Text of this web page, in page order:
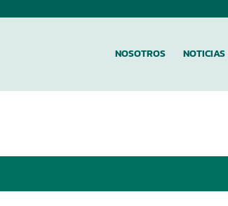
NOSOTROS NOTICIAS